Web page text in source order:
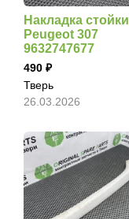
Накладка стойки
Peugeot 307
9632747677
490
Тверь
26.03.2026